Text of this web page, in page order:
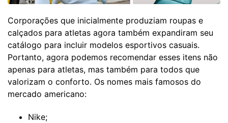
Corporações que inicialmente produziam roupas e
calçados para atletas agora também expandiram seu
catálogo para incluir modelos esportivos casuais.
Portanto, agora podemos recomendar esses itens não
apenas para atletas, mas também para todos que
valorizam o conforto. Os nomes mais famosos do
mercado americano:
Nike;